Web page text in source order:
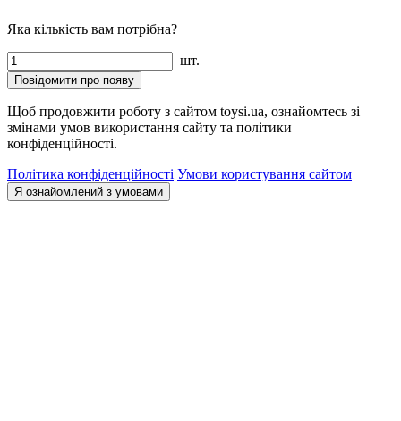
Яка кількість вам потрібна?
шт.
Повідомити про появу
Щоб продовжити роботу з сайтом toysi.ua, ознайомтесь зі
змінами умов використання сайту та політики
конфіденційності.
Політика конфіденційності Умови користування сайтом
Я ознайомлений з умовами